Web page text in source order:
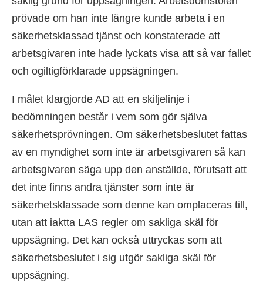
prövade om han inte längre kunde arbeta i en
säkerhetsklassad tjänst och konstaterade att
arbetsgivaren inte hade lyckats visa att så var fallet
och ogiltigförklarade uppsägningen.
I målet klargjorde AD att en skiljelinje i
bedömningen består i vem som gör själva
säkerhetsprövningen. Om säkerhetsbeslutet fattas
av en myndighet som inte är arbetsgivaren så kan
arbetsgivaren säga upp den anställde, förutsatt att
det inte finns andra tjänster som inte är
säkerhetsklassade som denne kan omplaceras till,
utan att iaktta LAS regler om sakliga skäl för
uppsägning. Det kan också uttryckas som att
säkerhetsbeslutet i sig utgör sakliga skäl för
uppsägning.